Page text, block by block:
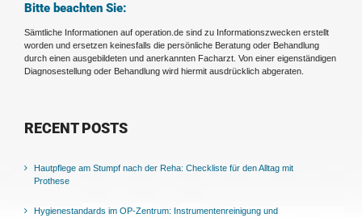
Bitte beachten Sie:
Sämtliche Informationen auf operation.de sind zu Informationszwecken erstellt
worden und ersetzen keinesfalls die persönliche Beratung oder Behandlung
durch einen ausgebildeten und anerkannten Facharzt. Von einer eigenständigen
Diagnosestellung oder Behandlung wird hiermit ausdrücklich abgeraten.
RECENT POSTS
Hautpflege am Stumpf nach der Reha: Checkliste für den Alltag mit
Prothese
Hygienestandards im OP-Zentrum: Instrumentenreinigung und